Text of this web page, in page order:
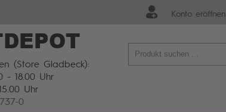
Konto eröffnen
(Store Gladbeck):
- 18.00 Uhr
Uhr
0